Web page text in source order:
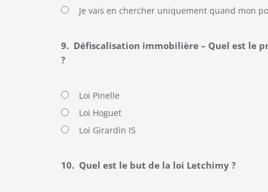
Je vais en chercher uniquement quand mon
9. Défiscalisation immobilière – Quel est le
?
Loi Pinelle
Loi Hoguet
Loi Girardin IS
10. Quel est le but de la loi Letchimy ?